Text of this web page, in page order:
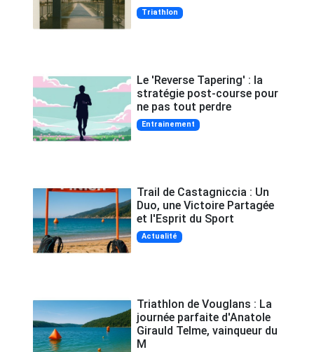
Triathlon
Le 'Reverse Tapering' : la
stratégie post-course pour
ne pas tout perdre
Entrainement
Trail de Castagniccia : Un
Duo, une Victoire Partagée
et l'Esprit du Sport
Actualité
Triathlon de Vouglans : La
journée parfaite d'Anatole
Girauld Telme, vainqueur du
M